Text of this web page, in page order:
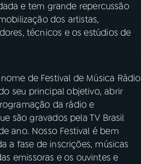
e tem grande repercussão
dos artistas,
técnicos e os estúdios de
de Festival de Música Rádio
seu principal objetivo, abrir
da rádio e
são gravados pela TV Brasil
ano. Nosso Festival é bem
a fase de inscrições, músicas
emissoras e os ouvintes e